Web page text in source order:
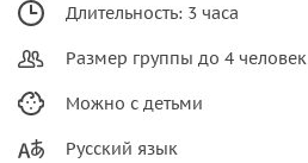
Длительность: 3 часа
Размер группы до 4 человек
Можно с детьми
Русский язык